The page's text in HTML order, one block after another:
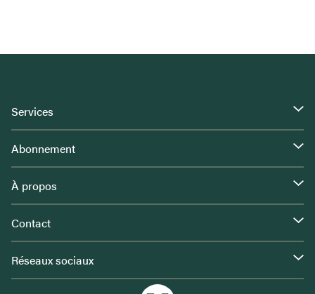
Services
Abonnement
À propos
Contact
Réseaux sociaux